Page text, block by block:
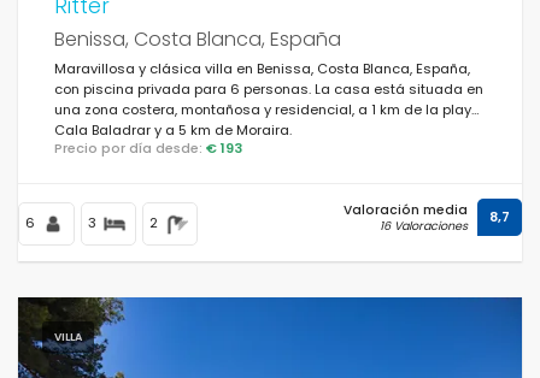
Benissa, Costa Blanca, España
Maravillosa y clásica villa en Benissa, Costa Blanca, España,
con piscina privada para 6 personas. La casa está situada en
una zona costera, montañosa y residencial, a 1 km de la playa
Cala Baladrar y a 5 km de Moraira.
Precio por día desde: € 193
6 3 2
Valoración media
16 Valoraciones 8,7
VILLA